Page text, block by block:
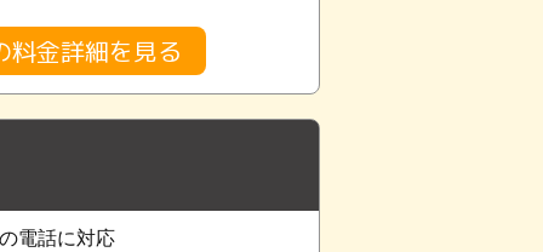
料金詳細を見る
電話に対応